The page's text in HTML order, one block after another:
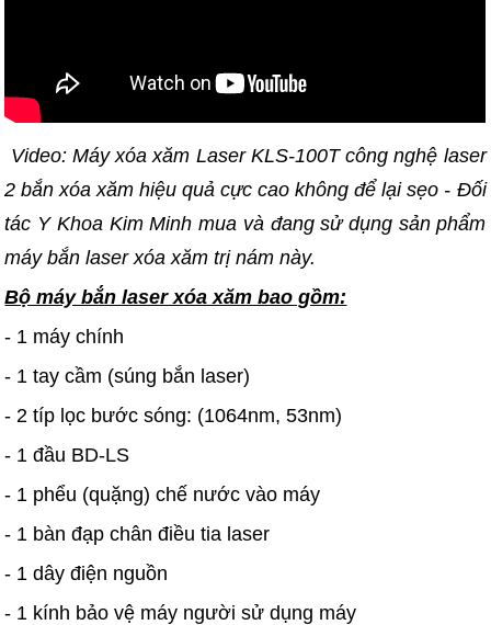
Video: Máy xóa xăm Laser KLS-100T công nghệ laser
2 bắn xóa xăm hiệu quả cực cao không để lại sẹo - Đối
tác Y Khoa Kim Minh mua và đang sử dụng sản phẩm
máy bắn laser xóa xăm trị nám này.
Bộ máy bắn laser xóa xăm bao gồm:
- 1 máy chính
- 1 tay cầm (súng bắn laser)
- 2 típ lọc bước sóng: (1064nm, 53nm)
- 1 đầu BD-LS
- 1 phểu (quặng) chế nước vào máy
- 1 bàn đạp chân điều tia laser
- 1 dây điện nguồn
- 1 kính bảo vệ máy người sử dụng máy